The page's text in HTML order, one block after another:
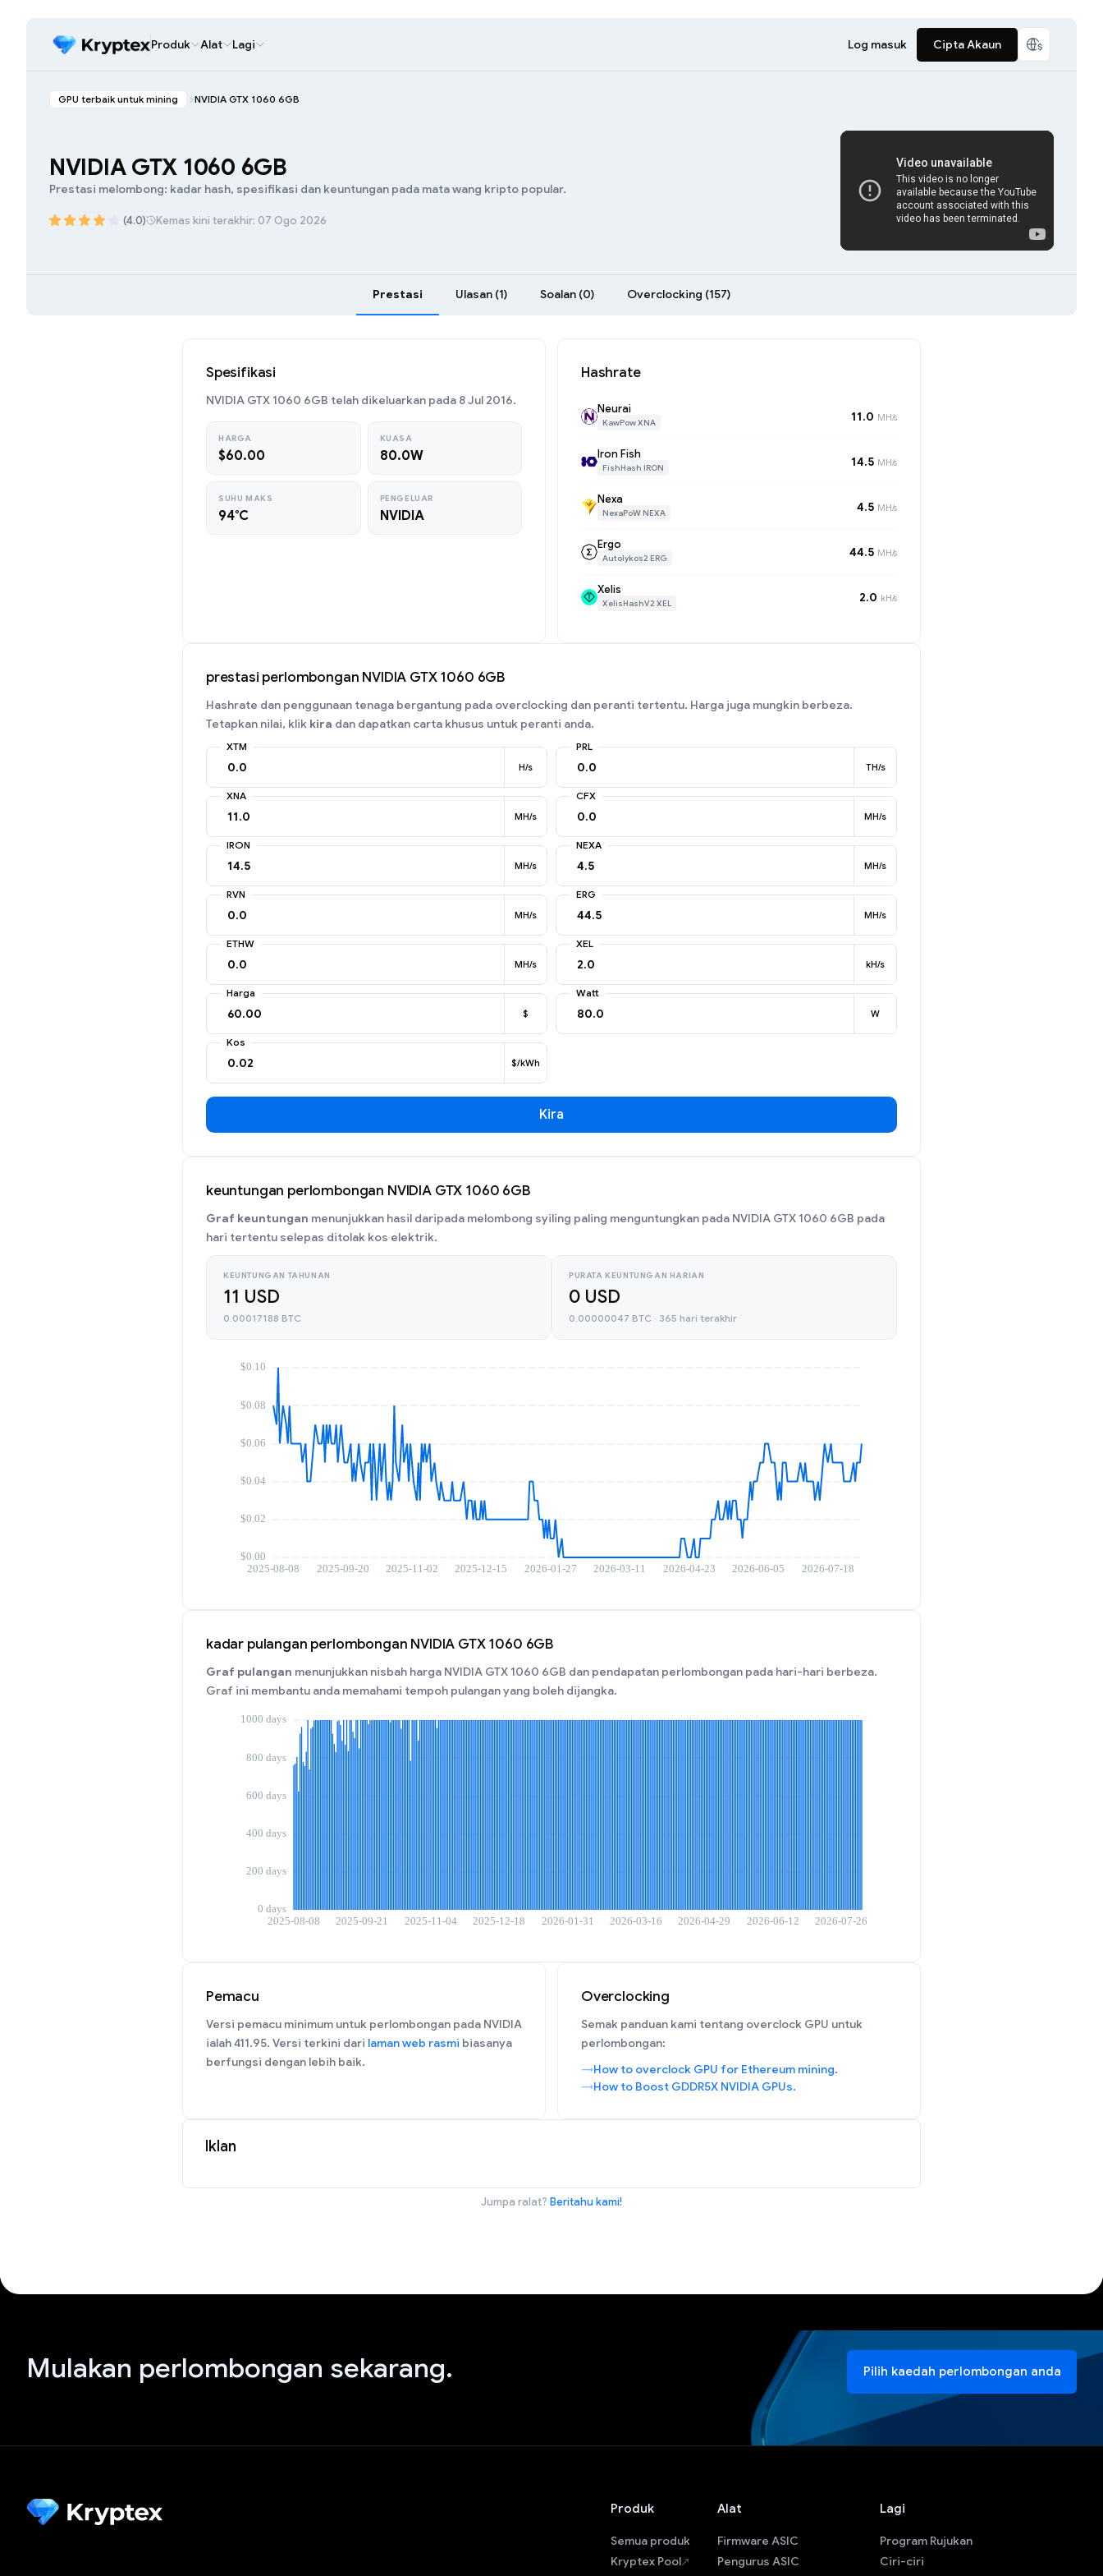
Produk Alat Lagi Log masuk Cipta Akaun
GPU terbaik untuk mining NVIDIA GTX 1060 6GB
NVIDIA GTX 1060 6GB
Prestasi melombong: kadar hash, spesifikasi dan keuntungan pada mata wang kripto popular.
(4.0) Kemas kini terakhir: 07 Ogo 2026
Prestasi Ulasan (1) Soalan (0) Overclocking (157)
Spesifikasi
NVIDIA GTX 1060 6GB telah dikeluarkan pada 8 Jul 2016.
HARGA
$60.00
KUASA
80.0W
SUHU MAKS
94°C
PENGELUAR
NVIDIA
Hashrate
Neurai
KawPow XNA 11.0 MH/s
Iron Fish
FishHash IRON 14.5 MH/s
Nexa
NexaPoW NEXA 4.5 MH/s
Ergo
Autolykos2 ERG 44.5 MH/s
Xelis
XelisHashV2 XEL 2.0 kH/s
prestasi perlombongan NVIDIA GTX 1060 6GB
Hashrate dan penggunaan tenaga bergantung pada overclocking dan peranti tertentu. Harga juga mungkin berbeza.
Tetapkan nilai, klik kira dan dapatkan carta khusus untuk peranti anda.
XTM
H/s
PRL
TH/s
XNA
MH/s
CFX
MH/s
IRON
MH/s
NEXA
MH/s
RVN
MH/s
ERG
MH/s
ETHW
MH/s
XEL
kH/s
Harga
$
Watt
W
Kos
$/kWh
Kira
keuntungan perlombongan NVIDIA GTX 1060 6GB
Graf keuntungan menunjukkan hasil daripada melombong syiling paling menguntungkan pada NVIDIA GTX 1060 6GB pada
hari tertentu selepas ditolak kos elektrik.
KEUNTUNGAN TAHUNAN
11 USD
0.00017188 BTC
PURATA KEUNTUNGAN HARIAN
0 USD
0.00000047 BTC · 365 hari terakhir
kadar pulangan perlombongan NVIDIA GTX 1060 6GB
Graf pulangan menunjukkan nisbah harga NVIDIA GTX 1060 6GB dan pendapatan perlombongan pada hari-hari berbeza.
Graf ini membantu anda memahami tempoh pulangan yang boleh dijangka.
Pemacu
Versi pemacu minimum untuk perlombongan pada NVIDIA
ialah 411.95. Versi terkini dari laman web rasmi biasanya
berfungsi dengan lebih baik.
Overclocking
Semak panduan kami tentang overclock GPU untuk
perlombongan:
How to overclock GPU for Ethereum mining.
How to Boost GDDR5X NVIDIA GPUs.
Iklan
Jumpa ralat? Beritahu kami!
Mulakan perlombongan sekarang. Pilih kaedah perlombongan anda
Produk
Semua produk
Kryptex Pool
Alat
Firmware ASIC
Pengurus ASIC
Lagi
Program Rujukan
Ciri-ciri